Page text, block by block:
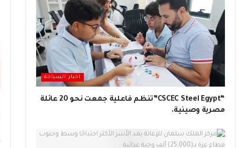
اخبار السياحة
“CSCEC Steel Egypt”تنظم فاعلية جمعت نحو 20 عائلة
مصرية وصينية.